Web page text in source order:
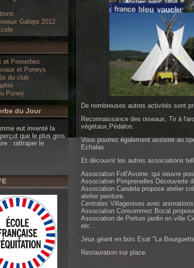
Galops 2012
et Proverbes
et Poneys
du club
Poney
du Jour
eut inventé la
que le plus gros
: rattraper le
De nombreuses autres activités sont
Reconnaissance des oiseaux, Tir à
végétaux,Pédalos.
Vous pourrez également assister au
Echalas
Et découvrir les autres associations
Association Foll'Avoine. qui oeuvre
Association Pimprenelles Découverte
Association Candela propose atelier
atelier peinture.
Centrales Villageoises avec
Association Consommez Bocal
Association de Pertuis jardin en ville
etc...
Jeux géant en bois Esat "La
Restauration sur place.